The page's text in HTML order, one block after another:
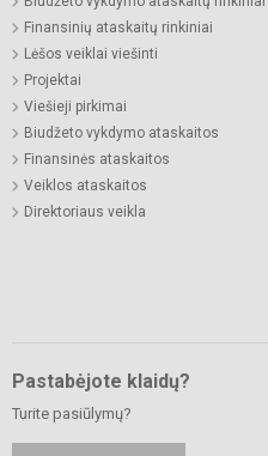
Finansinių ataskaitų rinkiniai
Lėšos veiklai viešinti
Projektai
Viešieji pirkimai
Biudžeto vykdymo ataskaitos
Finansinės ataskaitos
Veiklos ataskaitos
Direktoriaus veikla
Pastabėjote klaidų?
Turite pasiūlymų?